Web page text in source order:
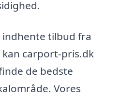
tilbud fra
carport-pris.dk
de bedste
Vores